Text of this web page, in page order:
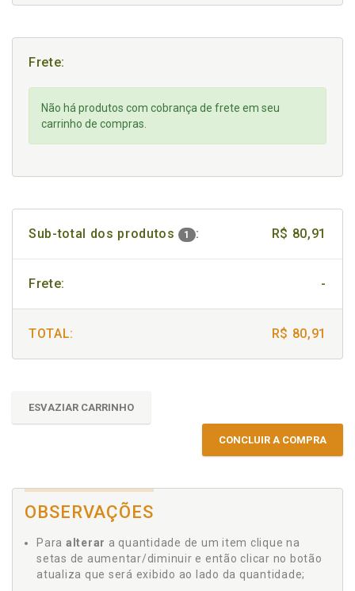
Frete:
Não há produtos com cobrança de frete em seu
carrinho de compras.
Sub-total dos produtos 1 : R$ 80,91
Frete: -
TOTAL: R$ 80,91
ESVAZIAR CARRINHO
CONCLUIR A COMPRA
OBSERVAÇÕES
Para alterar a quantidade de um item clique na
setas de aumentar/diminuir e então clicar no botão
atualiza que será exibido ao lado da quantidade;